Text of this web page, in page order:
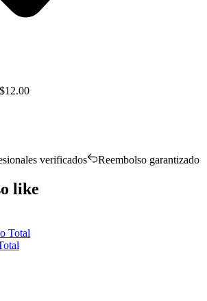
verificados Reembolso garantizado
like